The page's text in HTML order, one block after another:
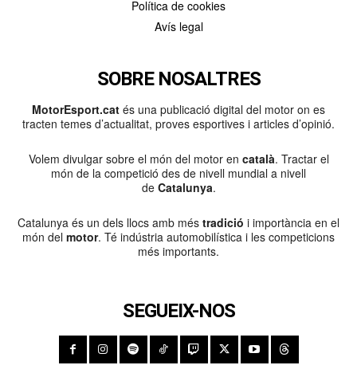
Política de cookies
Avís legal
SOBRE NOSALTRES
MotorEsport.cat és una publicació digital del motor on es
tracten temes d’actualitat, proves esportives i articles d’opinió.
Volem divulgar sobre el món del motor en català. Tractar el
món de la competició des de nivell mundial a nivell
de Catalunya.
Catalunya és un dels llocs amb més tradició i importància en el
món del motor. Té indústria automobilística i les competicions
més importants.
SEGUEIX-NOS